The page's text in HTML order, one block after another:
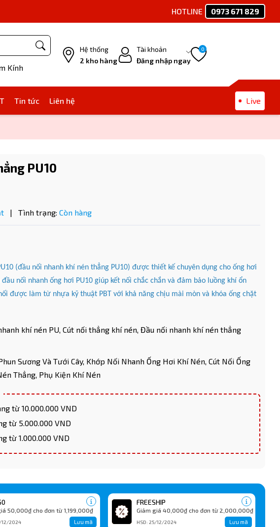
HOTLINE 0973 671 829
Kính
Hệ thống
2 kho hàng
Tài khoản
Đăng nhập ngay
0
Tin tức Liên hệ Live
PU10
| Tình trạng: Còn hàng
(đầu nối nhanh khí nén thẳng PU10) được thiết kế chuyên dụng cho ống hơi
nối nhanh ống hơi PU10 giúp kết nối chắc chắn và đảm bảo luồng khí ổn
được làm từ nhựa kỹ thuật PBT với khả năng chịu mài mòn và khóa ống chặt
khí nén PU, Cút nối thẳng khí nén, Đầu nối nhanh khí nén thẳng
Sương Và Tưới Cây, Khớp Nối Nhanh Ống Hơi Khí Nén, Cút Nối Ống
Thẳng, Phụ Kiện Khí Nén
từ 10.000.000 VND
từ 5.000.000 VND
từ 1.000.000 VND
50,000₫ cho đơn từ 1,199,000₫
12/2024 Lưu mã
FREESHIP
Giảm giá 40,000₫ cho đơn từ 2,000,000₫
HSD: 25/12/2024 Lưu mã